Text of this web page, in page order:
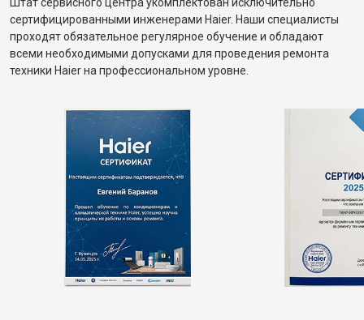
сертифицированными инженерами Haier. Наши специалисты
проходят обязательное регулярное обучение и обладают
всеми необходимыми допусками для проведения ремонта
техники Haier на профессиональном уровне.